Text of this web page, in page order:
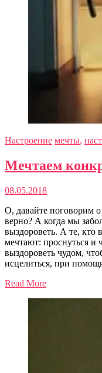
Настроение мечты,
Мечтаем
08.05.2018
О, давайте поговорим
верно? А когда мы
выздороветь. А те, кто
мечтают: проснуться и
выздороветь чудом,
исцелиться, при
Read More